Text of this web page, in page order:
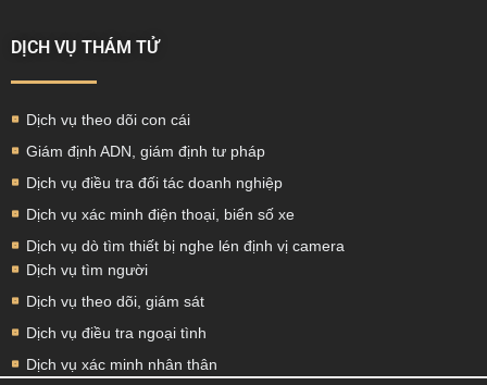
DỊCH VỤ THÁM TỬ
Dịch vụ theo dõi con cái
Giám định ADN, giám định tư pháp
Dịch vụ điều tra đối tác doanh nghiệp
Dịch vụ xác minh điện thoại, biển số xe
Dịch vụ dò tìm thiết bị nghe lén định vị camera
Dịch vụ tìm người
Dịch vụ theo dõi, giám sát
Dịch vụ điều tra ngoại tình
Dịch vụ xác minh nhân thân